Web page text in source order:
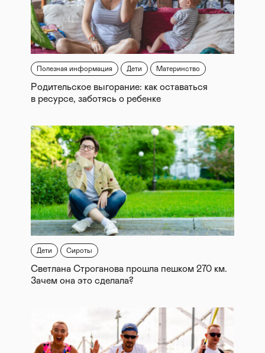
Полезная информация Дети Материнство
Родительское выгорание: как оставаться
в ресурсе, заботясь о ребенке
Дети Сироты
Светлана Строганова прошла пешком 270 км.
Зачем она это сделала?